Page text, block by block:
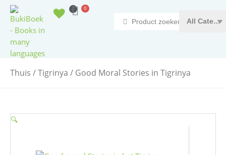
Doorgaan
naar
inhoud
Search
0
Winkelwagen
Thuis /Tigrinya / Good Moral Stories in Tigrinya
🔍